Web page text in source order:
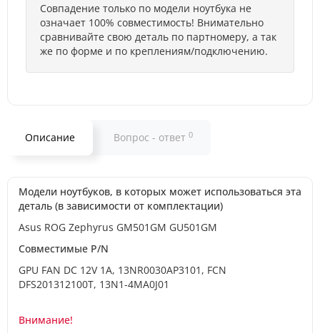
Совпадение только по модели ноутбука не
означает 100% совместимость! Внимательно
сравнивайте свою деталь по партномеру, а так
же по форме и по креплениям/подключению.
Описание Вопрос - ответ 0
Модели ноутбуков, в которых может использоваться эта
деталь (в зависимости от комплектации)
Asus ROG Zephyrus GM501GM GU501GM
Совместимые P/N
GPU FAN DC 12V 1A, 13NR0030AP3101, FCN
DFS201312100T, 13N1-4MA0J01
Внимание!